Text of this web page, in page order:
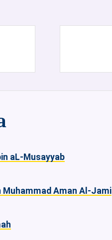
aL-Musayyab
Muhammad Aman Al-Jami